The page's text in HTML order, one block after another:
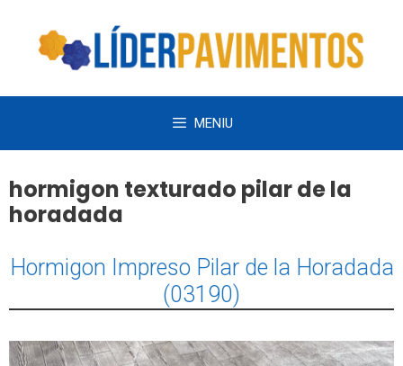
contenido
MENIU
hormigon texturado pilar de la
horadada
Hormigon Impreso Pilar de la Horadada
(03190)